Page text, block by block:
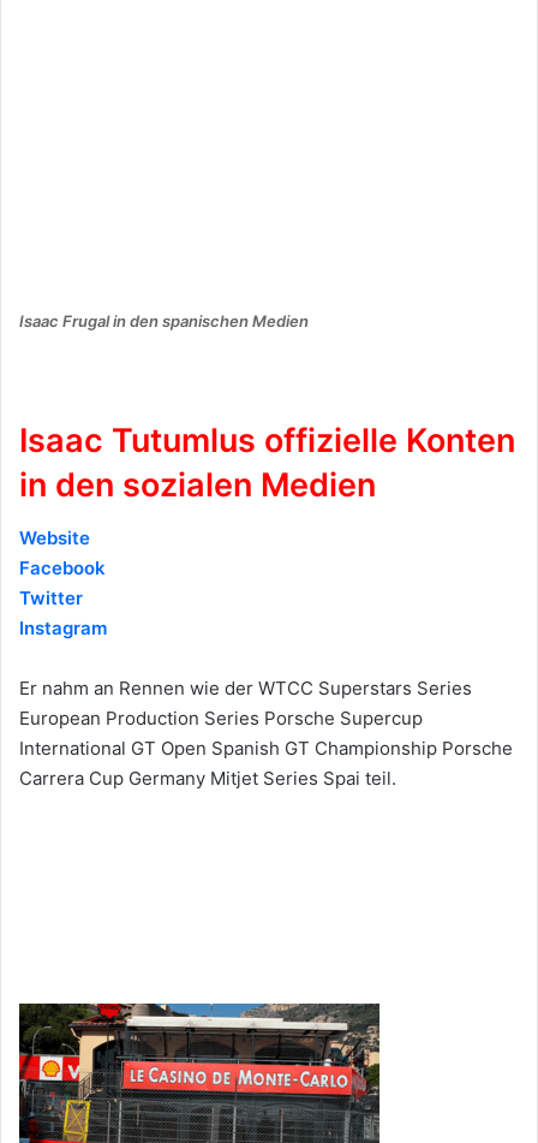
Isaac Frugal in den spanischen Medien
Isaac Tutumlus offizielle Konten
in den sozialen Medien
Website
Facebook
Twitter
Instagram
Er nahm an Rennen wie der WTCC Superstars Series
European Production Series Porsche Supercup
International GT Open Spanish GT Championship Porsche
Carrera Cup Germany Mitjet Series Spai teil.